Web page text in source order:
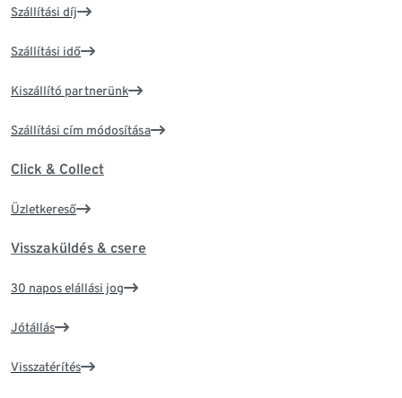
Szállítási díj
Szállítási idő
Kiszállító partnerünk
Szállítási cím módosítása
Click & Collect
Üzletkereső
Visszaküldés & csere
30 napos elállási jog
Jótállás
Visszatérítés